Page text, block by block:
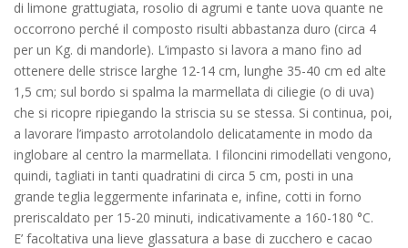
di limone grattugiata, rosolio di agrumi e tante uova quante ne
occorrono perché il composto risulti abbastanza duro (circa 4
per un Kg. di mandorle). L’impasto si lavora a mano fino ad
ottenere delle strisce larghe 12-14 cm, lunghe 35-40 cm ed alte
1,5 cm; sul bordo si spalma la marmellata di ciliegie (o di uva)
che si ricopre ripiegando la striscia su se stessa. Si continua, poi,
a lavorare l’impasto arrotolandolo delicatamente in modo da
inglobare al centro la marmellata. I filoncini rimodellati vengono,
quindi, tagliati in tanti quadratini di circa 5 cm, posti in una
grande teglia leggermente infarinata e, infine, cotti in forno
preriscaldato per 15-20 minuti, indicativamente a 160-180 °C.
E’ facoltativa una lieve glassatura a base di zucchero e cacao